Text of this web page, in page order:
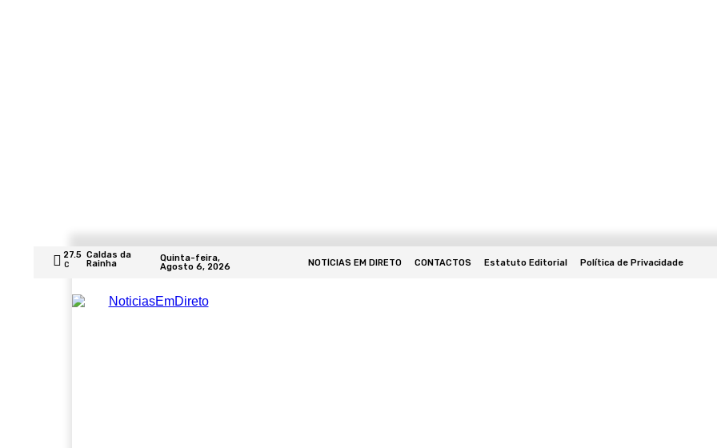
27.5
C
Caldas da
Rainha
Quinta-feira,
Agosto 6, 2026
NOTÍCIAS EM DIRETO CONTACTOS Estatuto Editorial Política de Privacidade